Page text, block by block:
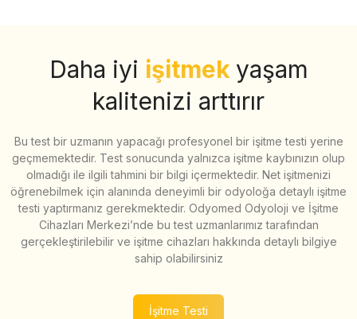
Daha iyi işitmek yaşam
kalitenizi arttırır
Bu test bir uzmanın yapacağı profesyonel bir işitme testi yerine
geçmemektedir. Test sonucunda yalnızca işitme kaybınızın olup
olmadığı ile ilgili tahmini bir bilgi içermektedir. Net işitmenizi
öğrenebilmek için alanında deneyimli bir odyoloğa detaylı işitme
testi yaptırmanız gerekmektedir. Odyomed Odyoloji ve İşitme
Cihazları Merkezi’nde bu test uzmanlarımız tarafından
gerçekleştirilebilir ve işitme cihazları hakkında detaylı bilgiye
sahip olabilirsiniz
İşitme Testi